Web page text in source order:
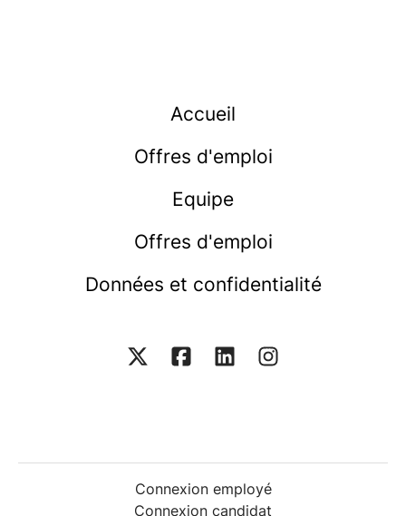
Accueil
Offres d'emploi
Equipe
Offres d'emploi
Données et confidentialité
Connexion employé
Connexion candidat